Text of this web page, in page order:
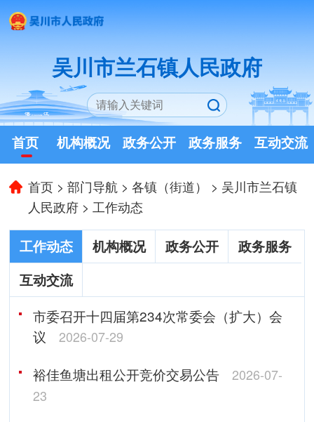
吴川市兰石镇人民政府
首页 机构概况 政务公开 政务服务 互动交流
首页 >部门导航 >各镇（街道） > 吴川市兰石镇
人民政府 > 工作动态
工作动态 机构概况 政务公开
政务服务
互动交流
市委召开十四届第234次常委会（扩大）会
议
2026-07-29
裕佳鱼塘出租公开竞价交易公告
2026-07-
23